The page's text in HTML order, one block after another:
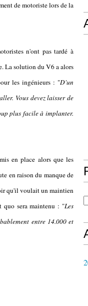
de motoriste lors de la
n'ont pas tardé à
La solution du V6 a alors
les ingénieurs : "D'un
Vous devez laisser de
plus facile à implanter.
en place alors que les
en raison du manque de
qu'il voulait un maintien
quo sera maintenu : "Les
entre 14.000 et